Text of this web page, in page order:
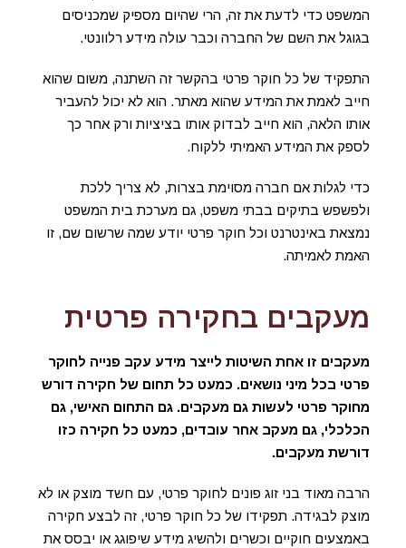
המשפט כדי לדעת את זה, הרי שהיום מספיק שמכניסים
בגוגל את השם של החברה וכבר עולה מידע רלוונטי.
התפקיד של כל חוקר פרטי בהקשר זה השתנה, משום שהוא
חייב לאמת את המידע שהוא מאתר. הוא לא יכול להעביר
אותו הלאה, הוא חייב לבדוק אותו בציציות ורק אחר כך
לספק את המידע האמיתי ללקוח.
כדי לגלות אם חברה מסוימת בצרות, לא צריך ללכת
ולפשפש בתיקים בבתי משפט, גם מערכת בית המשפט
נמצאת באינטרנט וכל חוקר פרטי יודע שמה שרשום שם, זו
האמת לאמיתה.
מעקבים בחקירה פרטית
מעקבים זו אחת השיטות לייצר מידע עקב פנייה לחוקר
פרטי בכל מיני נושאים. כמעט כל תחום של חקירה דורש
מחוקר פרטי לעשות גם מעקבים. גם התחום האישי, גם
הכלכלי, גם מעקב אחר עובדים, כמעט כל חקירה כזו
דורשת מעקבים.
הרבה מאוד בני זוג פונים לחוקר פרטי, עם חשד מוצק או לא
מוצק לבגידה. תפקידו של כל חוקר פרטי, זה לבצע חקירה
באמצעים חוקיים וכשרים ולהשיג מידע שיפוגג או יבסס את